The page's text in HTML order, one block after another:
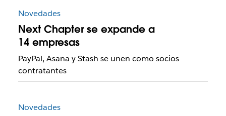
Novedades
Next Chapter se expande a
14 empresas
PayPal, Asana y Stash se unen como socios
contratantes
Novedades